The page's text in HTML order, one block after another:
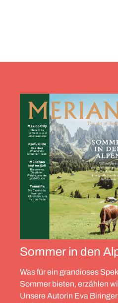
Sommer in den
Was für ein grandioses
Sommer bieten, erzählen
Unsere Autorin Eva